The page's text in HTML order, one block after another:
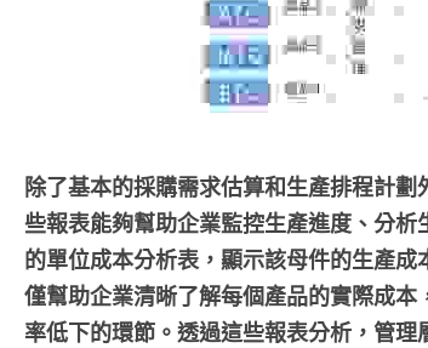
除了基本的採購需求估算和生產排程計
些報表能夠幫助企業監控生產進度、分
的單位成本分析表，顯示該母件的生產
僅幫助企業清晰了解每個產品的實際成
率低下的環節。透過這些報表分析，管